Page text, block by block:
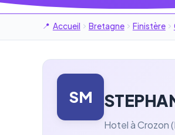
Accueil Bretagne Finistère
SM
Hotel à Crozon